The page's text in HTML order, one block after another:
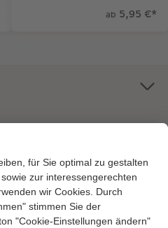
ab 5,95 €*